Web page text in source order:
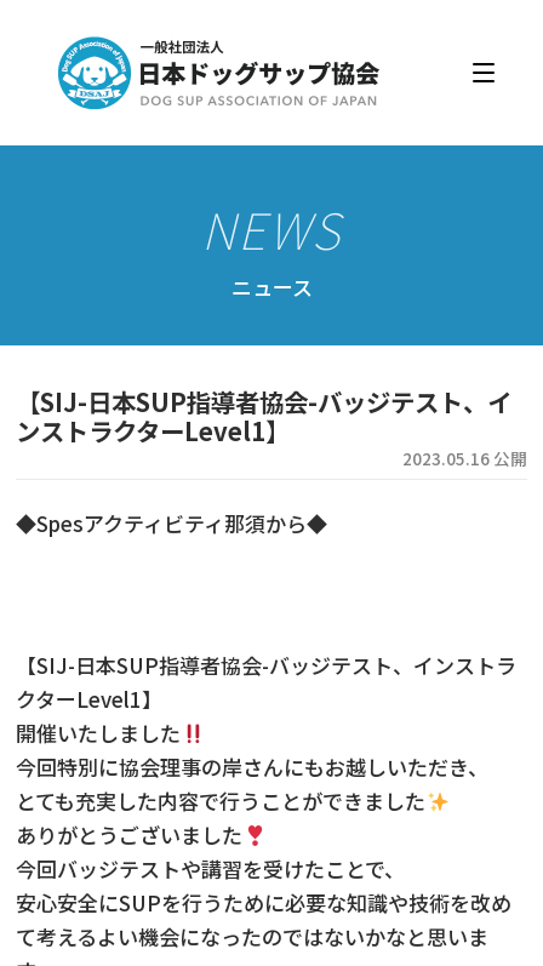
入会・更新
公認スクール・インストラクター
資格取得・協会規約
ドッグサップをはじめよう
お問い合わせ
ニュース
【SIJ-日本SUP指導者協会-バッジテスト、イ
ンストラクターLevel1】
2023.05.16 公開
◆Spesアクティビティ那須から◆
【SIJ-日本SUP指導者協会-バッジテスト、インストラ
クターLevel1】
開催いたしました
今回特別に協会理事の岸さんにもお越しいただき、
とても充実した内容で行うことができました
ありがとうございました
今回バッジテストや講習を受けたことで、
安心安全にSUPを行うために必要な知識や技術を改め
て考えるよい機会になったのではないかなと思いま